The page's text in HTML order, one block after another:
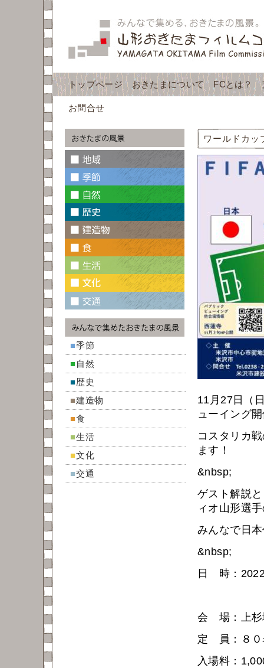
トップページ おきたまについて FCとは？
お問合せ
■季節
■自然
■歴史
■建造物
■食
■生活
■文化
■交通
ワールドカッ
11月27日（
ューイング
コスタリカ
ます！
&nbsp;
ゲスト解説
ィオ山形選
みんなで日
&nbsp;
日 時：
会 場：上杉
定 員：８０
入場料：